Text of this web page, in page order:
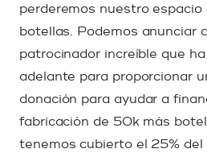
perderemos nuestro espacio
botellas. Podemos anunciar
patrocinador increíble que
adelante para proporcionar
donación para ayudar a
fabricación de 50k más
tenemos cubierto el 25%